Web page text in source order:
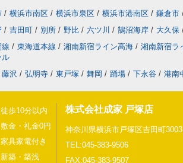
/ 横浜市南区 / 横浜市泉区 / 横浜市港南区 / 鎌倉市
/ 吉田町 / 別所 / 野比 / 六ツ川 / 鵠沼海岸 / 大久保
/ 東海道本線 / 湘南新宿ライン高海 / 湘南新宿ラ
ル
藤沢 / 弘明寺 / 東戸塚 / 舞岡 / 踊場 / 下永谷 / 港南
徒歩10分以内
敷金・礼金0円
家具家電付き
新築・築浅
株式会社成家 戸塚店
神奈川県横浜市戸塚区吉田町
TEL:045-383-9506
FAX:045-383-9507